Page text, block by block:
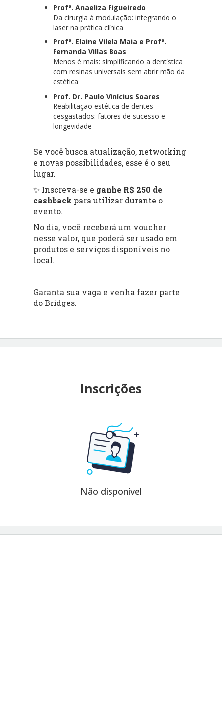
Profª. Anaeliza Figueiredo
Da cirurgia à modulação: integrando o
laser na prática clínica
Profª. Elaine Vilela Maia e Profª.
Fernanda Villas Boas
Menos é mais: simplificando a dentística
com resinas universais sem abrir mão da
estética
Prof. Dr. Paulo Vinícius Soares
Reabilitação estética de dentes
desgastados: fatores de sucesso e
longevidade
Se você busca atualização, networking
e novas possibilidades, esse é o seu
lugar.
✨ Inscreva-se e ganhe R$ 250 de
cashback para utilizar durante o
evento.
No dia, você receberá um voucher
nesse valor, que poderá ser usado em
produtos e serviços disponíveis no
local.
Garanta sua vaga e venha fazer parte
do Bridges.
Inscrições
Não disponível